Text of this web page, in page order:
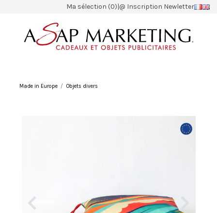
Ma sélection (0)|@ Inscription Newletter
Made in Europe Objets divers